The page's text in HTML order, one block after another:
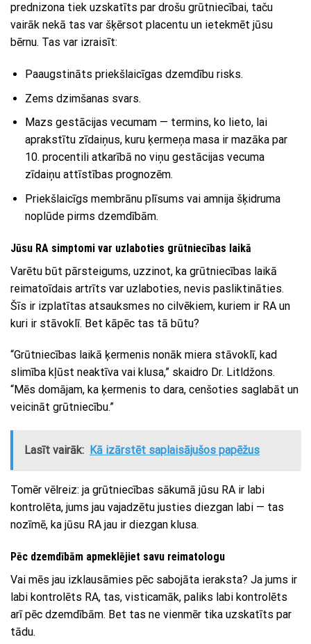
prednizona tiek uzskatīts par drošu grūtniecībai, taču
vairāk nekā tas var šķērsot placentu un ietekmēt jūsu
bērnu. Tas var izraisīt:
Paaugstināts priekšlaicīgas dzemdību risks.
Zems dzimšanas svars.
Mazs gestācijas vecumam — termins, ko lieto, lai
aprakstītu zīdaiņus, kuru ķermeņa masa ir mazāka par
10. procentili atkarībā no viņu gestācijas vecuma
zīdaiņu attīstības prognozēm.
Priekšlaicīgs membrānu plīsums vai amnija šķidruma
noplūde pirms dzemdībām.
Jūsu RA simptomi var uzlaboties grūtniecības laikā
Varētu būt pārsteigums, uzzinot, ka grūtniecības laikā
reimatoīdais artrīts var uzlaboties, nevis pasliktināties.
Šīs ir izplatītas atsauksmes no cilvēkiem, kuriem ir RA un
kuri ir stāvoklī. Bet kāpēc tas tā būtu?
“Grūtniecības laikā ķermenis nonāk miera stāvoklī, kad
slimība kļūst neaktīva vai klusa,” skaidro Dr. Litldžons.
“Mēs domājam, ka ķermenis to dara, cenšoties saglabāt un
veicināt grūtniecību.”
Lasīt vairāk: Kā izārstēt saplaisājušos papēžus
Tomēr vēlreiz: ja grūtniecības sākumā jūsu RA ir labi
kontrolēta, jums jau vajadzētu justies diezgan labi — tas
nozīmē, ka jūsu RA jau ir diezgan klusa.
Pēc dzemdībām apmeklējiet savu reimatologu
Vai mēs jau izklausāmies pēc sabojāta ieraksta? Ja jums ir
labi kontrolēts RA, tas, visticamāk, paliks labi kontrolēts
arī pēc dzemdībām. Bet tas ne vienmēr tika uzskatīts par
tādu.